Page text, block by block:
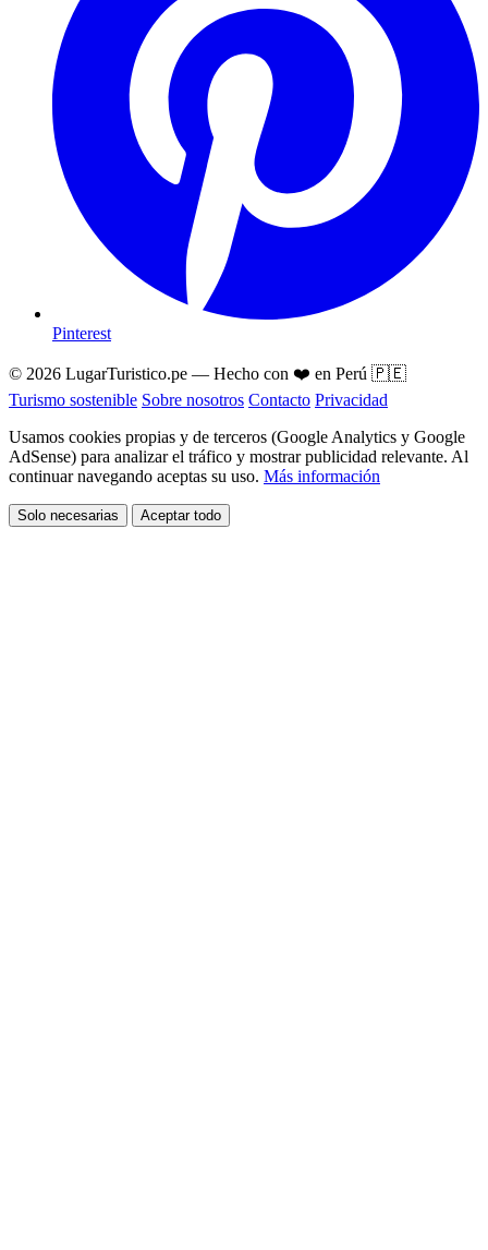
Pinterest
© 2026 LugarTuristico.pe — Hecho con ❤️ en Perú 🇵🇪
Turismo sostenible Sobre nosotros Contacto Privacidad
Usamos cookies propias y de terceros (Google Analytics y Google
AdSense) para analizar el tráfico y mostrar publicidad relevante. Al
continuar navegando aceptas su uso. Más información
Solo necesarias Aceptar todo